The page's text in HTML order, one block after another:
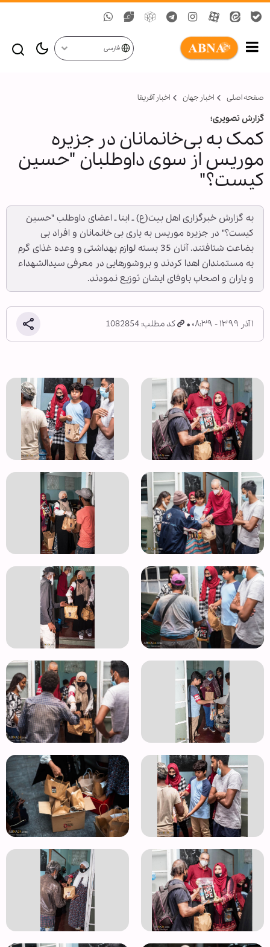
فارسی
صفحه اصلی اخبار جهان اخبار آفریقا
گزارش تصویری؛
کمک به بی‌خانمانان در جزیره
موریس از سوی داوطلبان "حسین
کیست؟"
به گزارش خبرگزاری اهل بیت(ع) ـ ابنا ـ اعضای داوطلب "حسین
کیست؟" در جزیره موریس به یاری بی خانمانان و افراد بی
بضاعت شتافتند. آنان 35 بسته لوازم بهداشتی و وعده غذای گرم
به مستمندان اهدا کردند و بروشورهایی در معرفی سیدالشهداء
و یاران و اصحاب باوفای ایشان توزیع نمودند.
۱ آذر ۱۳۹۹ - ۰۸:۳۹ کد مطلب: 1082854